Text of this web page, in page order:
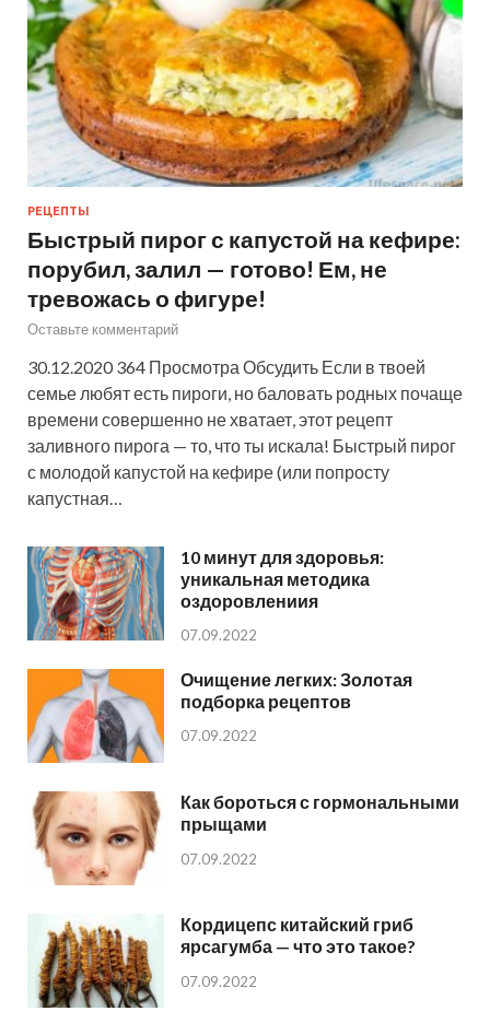
РЕЦЕПТЫ
Быстрый пирог с капустой на кефире:
порубил, залил — готово! Ем, не
тревожась о фигуре!
Оставьте комментарий
30.12.2020 364 Просмотра Обсудить Если в твоей
семье любят есть пироги, но баловать родных почаще
времени совершенно не хватает, этот рецепт
заливного пирога — то, что ты искала! Быстрый пирог
с молодой капустой на кефире (или попросту
капустная…
10 минут для здоровья:
уникальная методика
оздоровлениия
07.09.2022
Очищение легких: Золотая
подборка рецептов
07.09.2022
Как бороться с гормональными
прыщами
07.09.2022
Кордицепс китайский гриб
ярсагумба — что это такое?
07.09.2022